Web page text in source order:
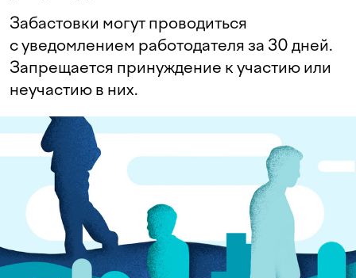
Забастовки могут проводиться
с уведомлением работодателя за 30 дней.
Запрещается принуждение к участию или
неучастию в них.